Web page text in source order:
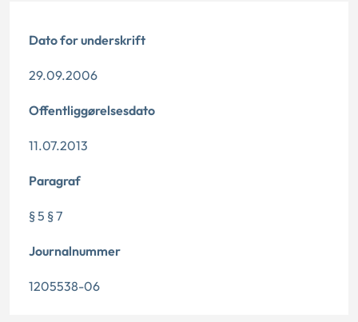
Dato for underskrift
29.09.2006
Offentliggørelsesdato
11.07.2013
Paragraf
§ 5 § 7
Journalnummer
1205538-06